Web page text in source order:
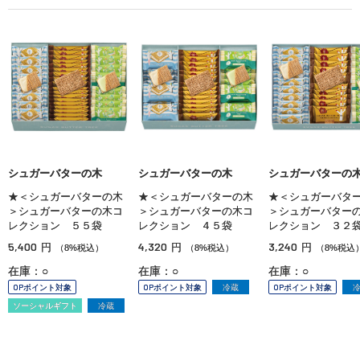
シュガーバターの木
★＜シュガーバターの木
＞シュガーバターの木コ
レクション ５５袋
5,400 円 （8%税込）
在庫：○
OPポイント対象
ソーシャルギフト
冷蔵
シュガーバターの木
★＜シュガーバターの木
＞シュガーバターの木コ
レクション ４５袋
4,320 円 （8%税込）
在庫：○
OPポイント対象 冷蔵
シュガーバターの
★＜シュガーバタ
＞シュガーバター
レクション ３２
3,240 円 （8%税込
在庫：○
OPポイント対象